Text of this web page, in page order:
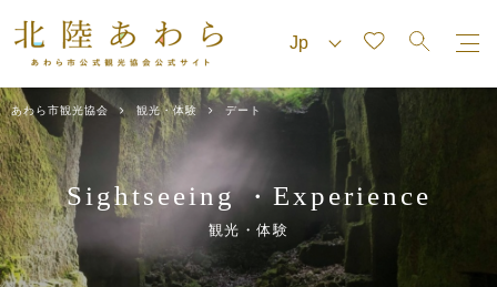
あわら市観光協会 観光・体験 デート
Sightseeing・ Experience
観光・体験